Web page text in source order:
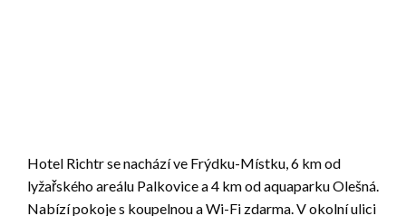
Hotel Richtr se nachází ve Frýdku-Místku, 6 km od
lyžařského areálu Palkovice a 4 km od aquaparku Olešná.
Nabízí pokoje s koupelnou a Wi-Fi zdarma. V okolní ulici